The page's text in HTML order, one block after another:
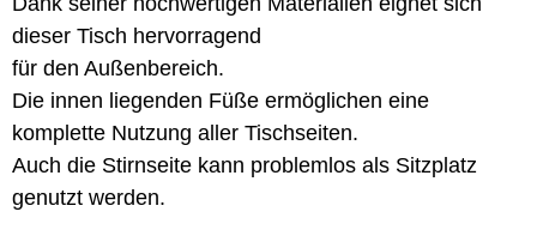
dieser Tisch hervorragend
für den Außenbereich.
Die innen liegenden Füße ermöglichen eine
komplette Nutzung aller Tischseiten.
Auch die Stirnseite kann problemlos als Sitzplatz
genutzt werden.